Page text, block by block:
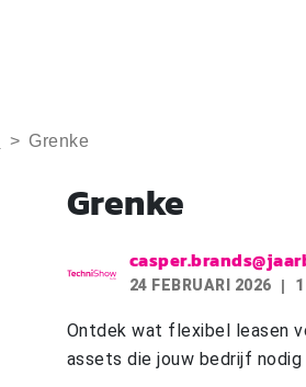
> Grenke
Grenke
24 FEBRUARI 2026
Ontdek wat flexibel leasen
assets die jouw bedrijf